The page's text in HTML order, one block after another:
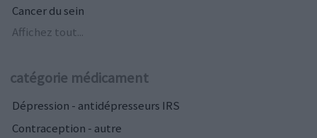
Cancer du sein
Affichez tout...
catégorie médicament
Dépression - antidépresseurs IRS
Contraception - autre